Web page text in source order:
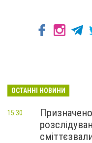
ОСТАННІ НОВИНИ
15:30